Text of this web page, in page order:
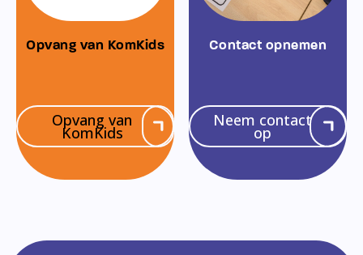
Opvang van KomKids
Opvang van
KomKids
Contact opnemen
Neem contact
op